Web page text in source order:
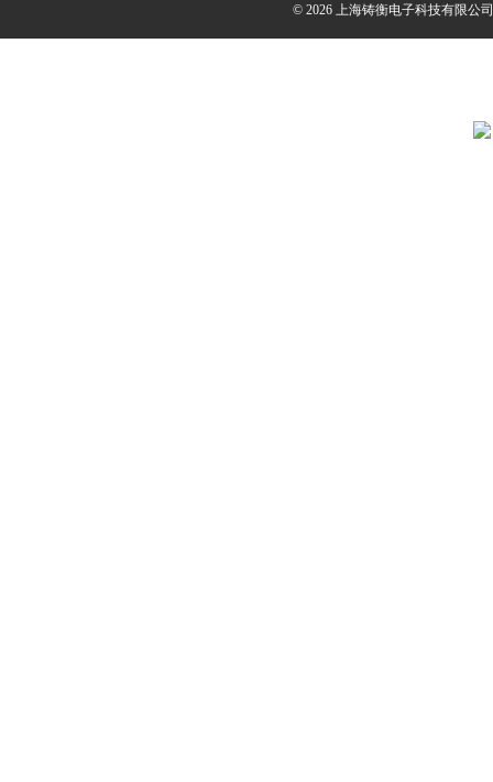
© 2026 上海铸衡电子科技有限公